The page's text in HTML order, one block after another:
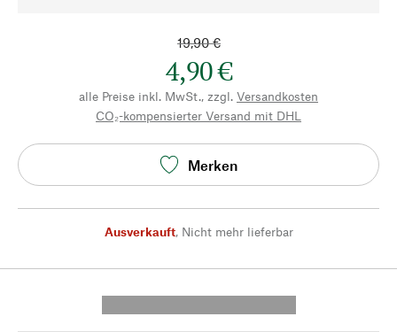
19,90 €
4,90 €
alle Preise inkl. MwSt., zzgl. Versandkosten
CO₂-kompensierter Versand mit DHL
Merken
Ausverkauft, Nicht mehr lieferbar